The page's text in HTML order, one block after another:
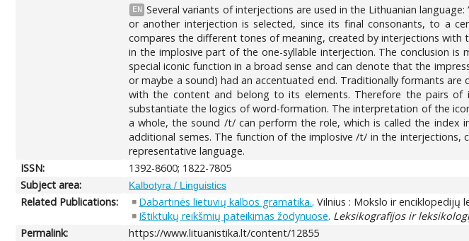
EN Several variants of interjections are used in the Lithuanian language:
or another interjection is selected, since its final consonants, to a
compares the different tones of meaning, created by interjections
in the implosive part of the one-syllable interjection. The conclusion
special iconic function in a broad sense and can denote that the
or maybe a sound) had an accentuated end. Traditionally formants
with the content and belong to its elements. Therefore the pairs
substantiate the logics of word-formation. The interpretation of the
a whole, the sound /t/ can perform the role, which is called the
additional semes. The function of the implosive /t/ in the
representative language.
ISSN:
1392-8600; 1822-7805
Subject area:
Kalbotyra / Linguistics
Related Publications: Dabartinės lietuvių kalbos gramatika.. Vilnius : Mokslo ir enciklopedijų
Ištiktukų reikšmių pateikimas žodynuose. Leksikografijos ir
Permalink:
https://www.lituanistika.lt/content/12855